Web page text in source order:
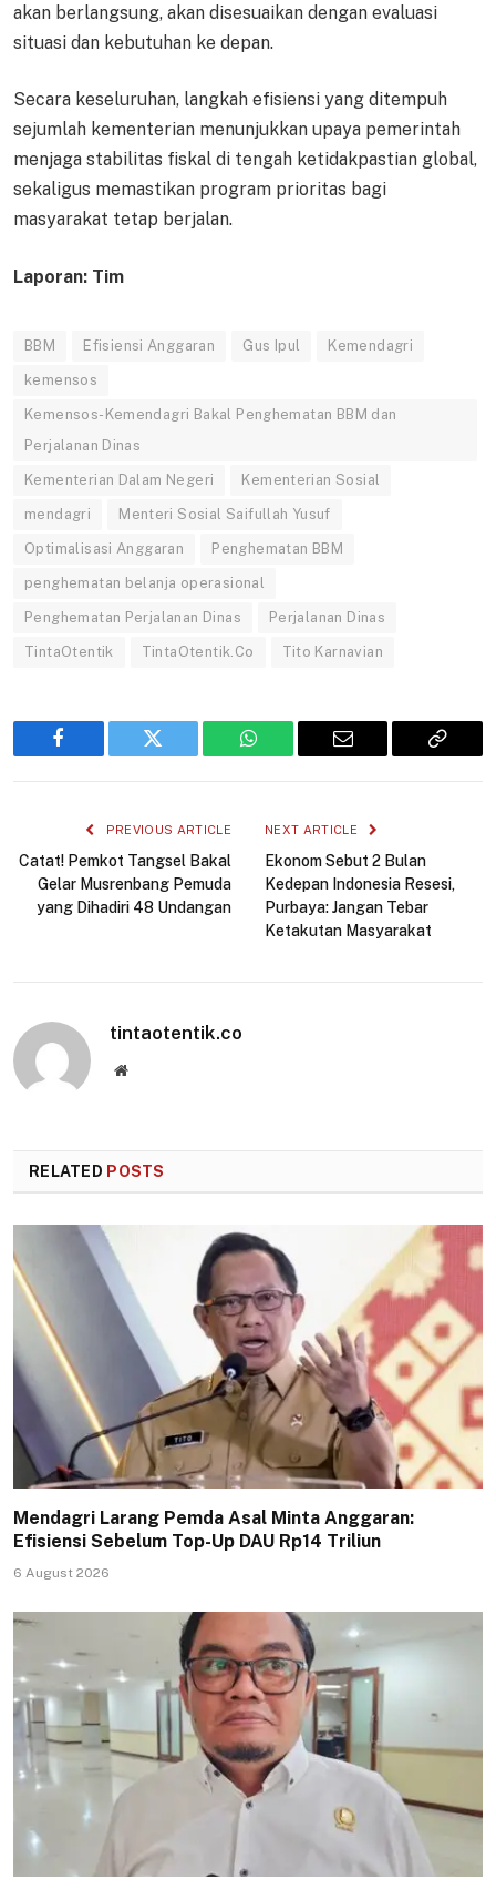
akan berlangsung, akan disesuaikan dengan evaluasi
situasi dan kebutuhan ke depan.
Secara keseluruhan, langkah efisiensi yang ditempuh
sejumlah kementerian menunjukkan upaya pemerintah
menjaga stabilitas fiskal di tengah ketidakpastian global,
sekaligus memastikan program prioritas bagi
masyarakat tetap berjalan.
Laporan: Tim
BBM Efisiensi Anggaran Gus Ipul Kemendagri
kemensos
Kemensos-Kemendagri Bakal Penghematan BBM dan
Perjalanan Dinas
Kementerian Dalam Negeri Kementerian Sosial
mendagri Menteri Sosial Saifullah Yusuf
Optimalisasi Anggaran Penghematan BBM
penghematan belanja operasional
Penghematan Perjalanan Dinas Perjalanan Dinas
TintaOtentik TintaOtentik.Co Tito Karnavian
Facebook Twitter WhatsApp Email
Copy
PREVIOUS ARTICLE
Catat! Pemkot Tangsel Bakal
Gelar Musrenbang Pemuda
yang Dihadiri 48 Undangan
NEXT ARTICLE
Ekonom Sebut 2 Bulan
Kedepan Indonesia Resesi,
Purbaya: Jangan Tebar
Ketakutan Masyarakat
tintaotentik.co
Website
RELATED POSTS
Mendagri Larang Pemda Asal Minta Anggaran:
Efisiensi Sebelum Top-Up DAU Rp14 Triliun
6 August 2026